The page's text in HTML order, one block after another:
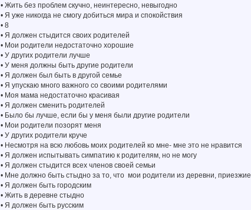
• Жить без проблем скучно, неинтересно, невыгодно
• Я уже никогда не смогу добиться мира и спокойствия
• 8
• Я должен стыдится своих родителей
• Мои родители недостаточно хорошие
• У других родители лучше
• У меня должны быть другие родители
• Я должен был быть в другой семье
• Я упускаю много важного со своими родителями
• Моя мама недостаточно красивая
• Я должен сменить родителей
• Было бы лучше, если бы у меня были другие родители
• Мои родители позорят меня
• У других родители круче
• Несмотря на всю любовь моих родителей ко мне- мне это не нравится
• Я должен испытывать симпатию к родителям, но не могу
• Я должен стыдится всех членов своей семьи
• Мне должно быть стыдно за то, что мои родители из деревни, приезжие
• Я должен быть городским
• Жить в деревне стыдно
• Я должен быть русским